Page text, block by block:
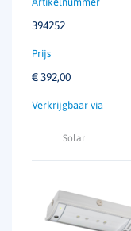
394252
€ 392,00
Solar